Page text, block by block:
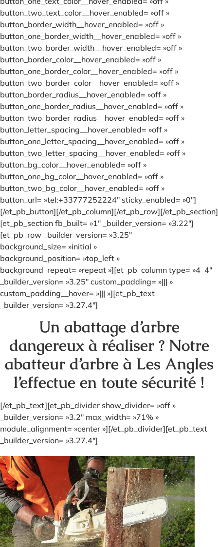
button_two_text_color__hover_enabled= »off »
button_border_width__hover_enabled= »off »
button_one_border_width__hover_enabled= »off »
button_two_border_width__hover_enabled= »off »
button_border_color__hover_enabled= »off »
button_one_border_color__hover_enabled= »off »
button_two_border_color__hover_enabled= »off »
button_border_radius__hover_enabled= »off »
button_one_border_radius__hover_enabled= »off »
button_two_border_radius__hover_enabled= »off »
button_letter_spacing__hover_enabled= »off »
button_one_letter_spacing__hover_enabled= »off »
button_two_letter_spacing__hover_enabled= »off »
button_bg_color__hover_enabled= »off »
button_one_bg_color__hover_enabled= »off »
button_two_bg_color__hover_enabled= »off »
button_url= »tel:+33777252224″ sticky_enabled= »0″]
[/et_pb_button][/et_pb_column][/et_pb_row][/et_pb_section]
[et_pb_section fb_built= »1″ _builder_version= »3.22″]
[et_pb_row _builder_version= »3.25″
background_size= »initial »
background_position= »top_left »
background_repeat= »repeat »][et_pb_column type= »4_4″
_builder_version= »3.25″ custom_padding= »||| »
custom_padding__hover= »||| »][et_pb_text
_builder_version= »3.27.4″]
Un abattage d’arbre
dangereux à réaliser ? Notre
abatteur d’arbre à Les Angles
l’effectue en toute sécurité !
[/et_pb_text][et_pb_divider show_divider= »off »
_builder_version= »3.2″ max_width= »71% »
module_alignment= »center »][/et_pb_divider][et_pb_text
_builder_version= »3.27.4″]